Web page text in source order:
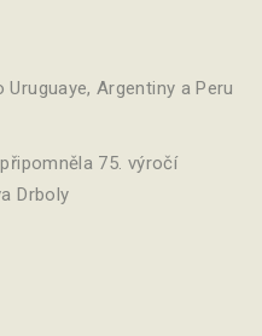
Argentiny a Peru
75. výročí
Drboly